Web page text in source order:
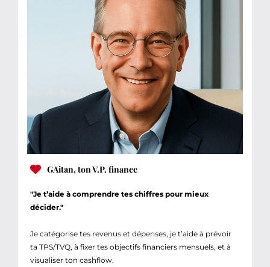
GAitan, ton V.P. finance
"Je t’aide à comprendre tes chiffres pour mieux
décider."
Je catégorise tes revenus et dépenses, je t’aide à prévoir
ta TPS/TVQ, à fixer tes objectifs financiers mensuels, et à
visualiser ton cashflow.